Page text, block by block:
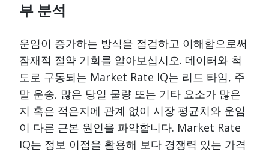
부 분석
운임이 증가하는 방식을 점검하고 이해함으로써
잠재적 절약 기회를 알아보십시오. 데이터와 척
도로 구동되는 Market Rate IQ는 리드 타임, 주
말 운송, 많은 당일 물량 또는 기타 요소가 많은
지 혹은 적은지에 관계 없이 시장 평균치와 운임
이 다른 근본 원인을 파악합니다. Market Rate
IQ는 정보 이점을 활용해 보다 경쟁력 있는 가격